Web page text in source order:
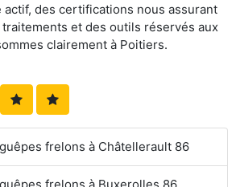
actif, des certifications nous assurant
et des outils réservés aux
clairement à Poitiers.
frelons à Châtellerault 86
frelons à Buxerolles 86